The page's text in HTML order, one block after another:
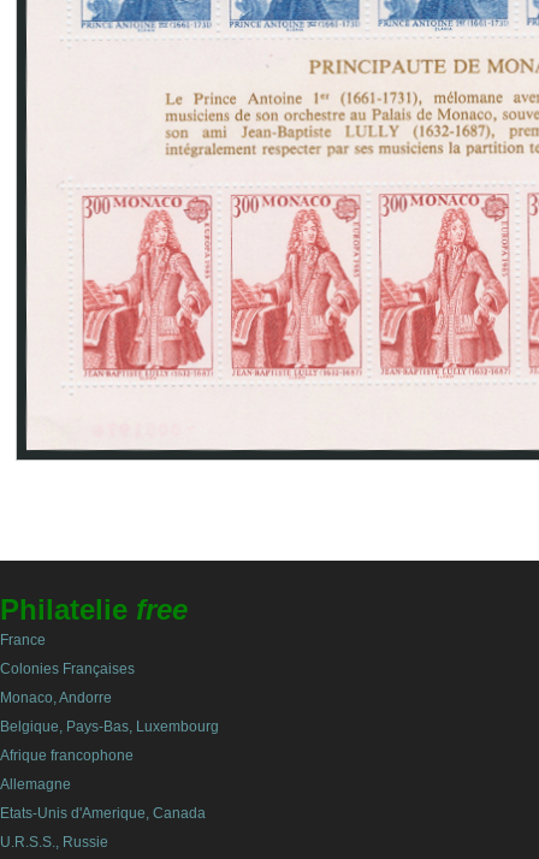
Philatelie free
France
Colonies Françaises
Monaco, Andorre
Belgique, Pays-Bas, Luxembourg
Afrique francophone
Allemagne
Etats-Unis d'Amerique, Canada
U.R.S.S., Russie